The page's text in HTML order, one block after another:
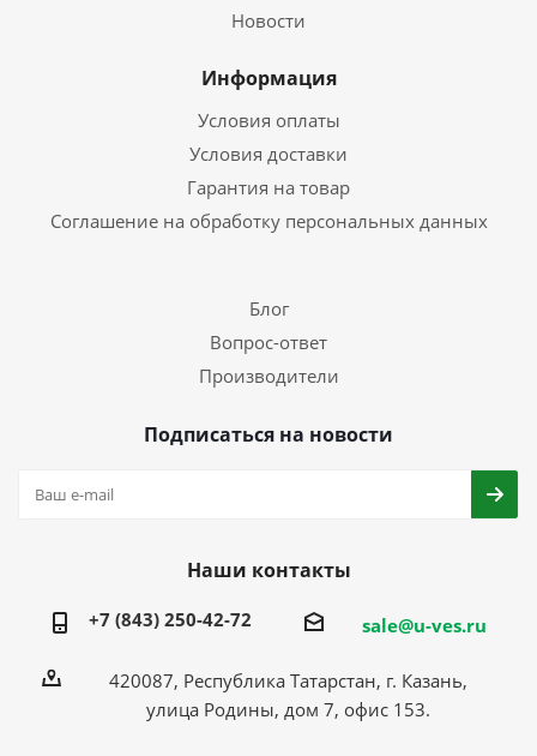
Новости
Информация
Условия оплаты
Условия доставки
Гарантия на товар
Соглашение на обработку персональных данных
Блог
Вопрос-ответ
Производители
Подписаться на новости
Наши контакты
+7 (843) 250-42-72 sale@u-ves.ru
420087, Республика Татарстан, г. Казань,
улица Родины, дом 7, офис 153.